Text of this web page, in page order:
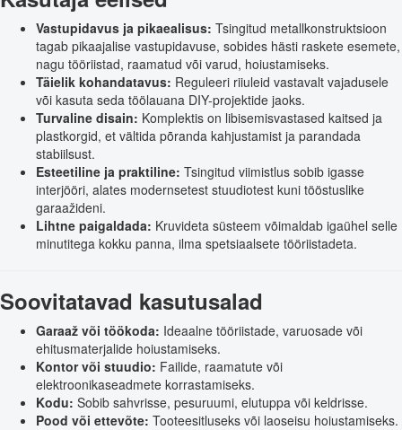
Vastupidavus ja pikaealisus: Tsingitud metallkonstruktsioon
tagab pikaajalise vastupidavuse, sobides hästi raskete esemete,
nagu tööriistad, raamatud või varud, hoiustamiseks.
Täielik kohandatavus: Reguleeri riiuleid vastavalt vajadusele
või kasuta seda töölauana DIY-projektide jaoks.
Turvaline disain: Komplektis on libisemisvastased kaitsed ja
plastkorgid, et vältida põranda kahjustamist ja parandada
stabiilsust.
Esteetiline ja praktiline: Tsingitud viimistlus sobib igasse
interjööri, alates modernsetest stuudiotest kuni tööstuslike
garaažideni.
Lihtne paigaldada: Kruvideta süsteem võimaldab igaühel selle
minutitega kokku panna, ilma spetsiaalsete tööriistadeta.
Soovitatavad kasutusalad
Garaaž või töökoda: Ideaalne tööriistade, varuosade või
ehitusmaterjalide hoiustamiseks.
Kontor või stuudio: Failide, raamatute või
elektroonikaseadmete korrastamiseks.
Kodu: Sobib sahvrisse, pesuruumi, elutuppa või keldrisse.
Pood või ettevõte: Tooteesitluseks või laoseisu hoiustamiseks.